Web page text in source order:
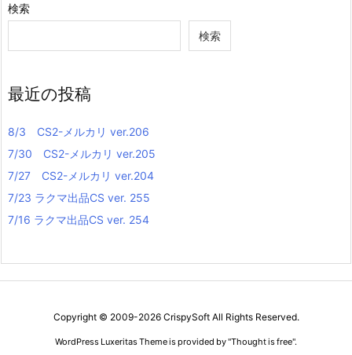
検索
検索
最近の投稿
8/3 CS2-メルカリ ver.206
7/30 CS2-メルカリ ver.205
7/27 CS2-メルカリ ver.204
7/23 ラクマ出品CS ver. 255
7/16 ラクマ出品CS ver. 254
Copyright © 2009-2026 CrispySoftAll Rights Reserved.
WordPress Luxeritas Theme is provided by "Thought is free".